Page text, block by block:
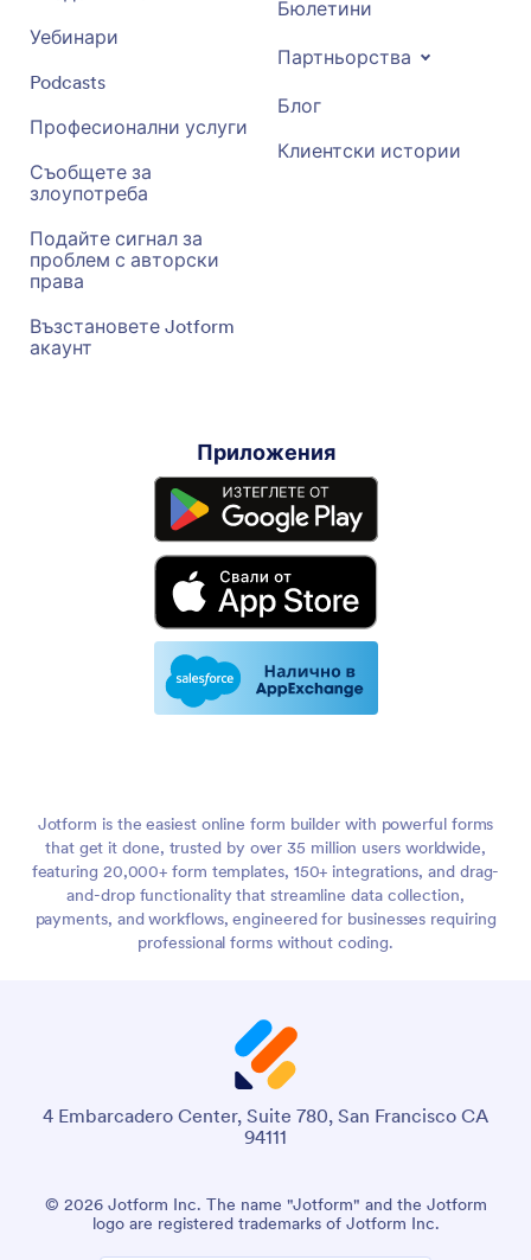
Уебинари
Podcasts
Професионални услуги
Съобщете за
злоупотреба
Подайте сигнал за
проблем с авторски
права
Възстановете Jotform
акаунт
Бюлетини
Партньорства
Блог
Клиентски истории
Приложения
Jotform is the easiest online form builder with powerful forms
that get it done, trusted by over 35 million users worldwide,
featuring 20,000+ form templates, 150+ integrations, and drag-
and-drop functionality that streamline data collection,
payments, and workflows, engineered for businesses requiring
professional forms without coding.
4 Embarcadero Center, Suite 780, San Francisco CA
94111
© 2026 Jotform Inc. The name "Jotform" and the Jotform
logo are registered trademarks of Jotform Inc.